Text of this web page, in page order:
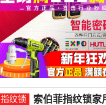
指纹锁
索伯菲指纹锁家